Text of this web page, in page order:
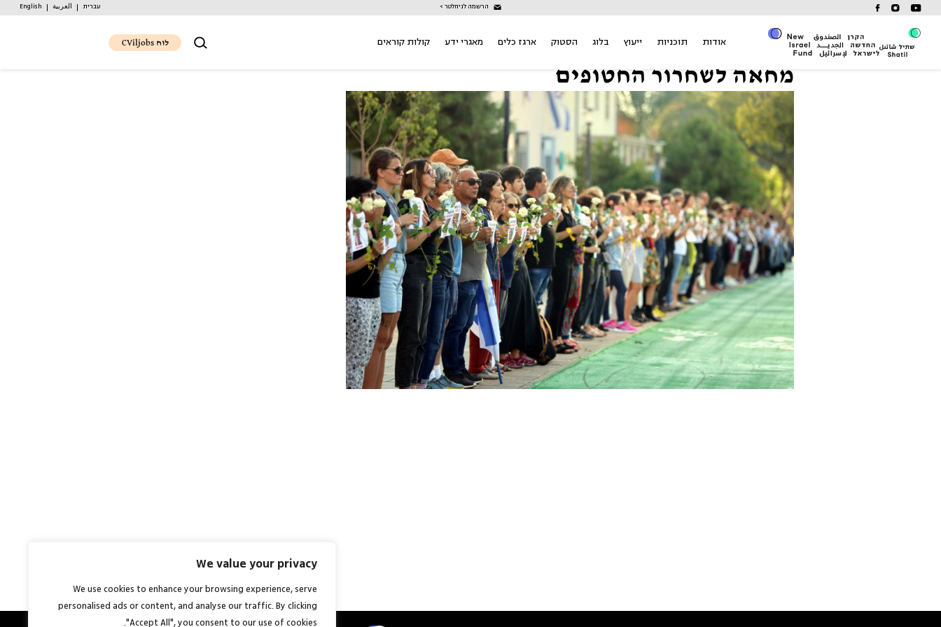
We value your privacy
We use cookies to enhance your browsing experience, serve
personalised ads or content, and analyse our traffic. By clicking
"Accept All", you consent to our use of cookies.
content
הרשמה לניוזלטר > עברית العربية English
אודות תוכניות ייעוץ בלוג הסטוק ארגז כלים מאגרי ידע קולות קוראים לוח CViljobs
מחאה לשחרור החטופים